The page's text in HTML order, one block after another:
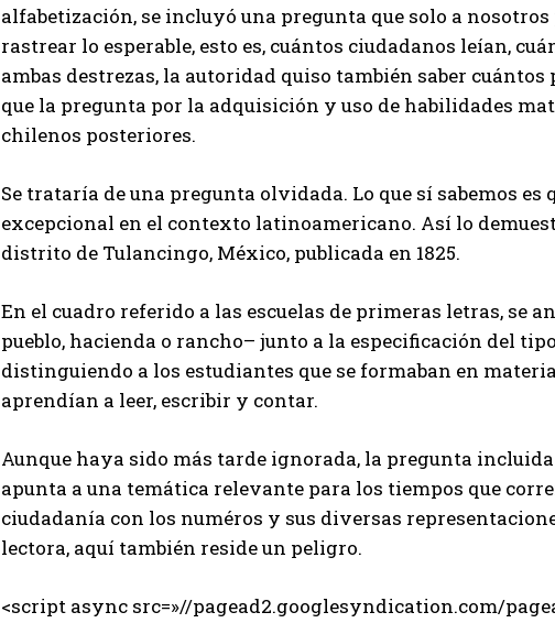
alfabetización, se incluyó una pregunta que solo a
rastrear lo esperable, esto es, cuántos ciudadanos leían,
ambas destrezas, la autoridad quiso también saber
que la pregunta por la adquisición y uso de habilidades
chilenos posteriores.
Se trataría de una pregunta olvidada. Lo que sí sabemos es
excepcional en el contexto latinoamericano. Así lo
distrito de Tulancingo, México, publicada en 1825.
En el cuadro referido a las escuelas de primeras letras, se
pueblo, hacienda o rancho– junto a la especificación del
distinguiendo a los estudiantes que se formaban en
aprendían a leer, escribir y contar.
Aunque haya sido más tarde ignorada, la pregunta
apunta a una temática relevante para los tiempos que
ciudadanía con los numéros y sus diversas
lectora, aquí también reside un peligro.
<script async src=»//pagead2.googlesyndication.com/